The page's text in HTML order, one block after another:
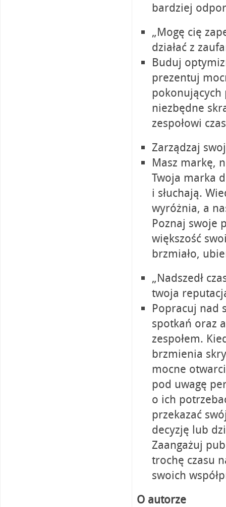
bardziej
„Mogę cię
działać z
Buduj
prezentuj
pokonujących
niezbędne
zespołowi
Zarządzaj
Masz markę,
Twoja marka
i słuchają.
wyróżnia, a
Poznaj swoje
większość
brzmiało,
„Nadszedł
twoja
Popracuj nad
spotkań oraz
zespołem.
brzmienia
mocne
pod uwagę
o ich
przekazać
decyzję lub
Zaangażuj
trochę czasu
swoich
O autorze